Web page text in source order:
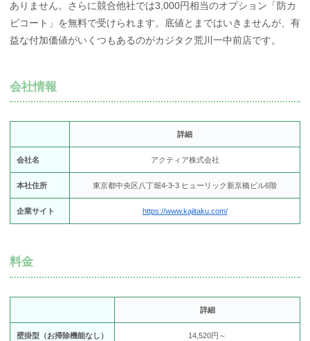
ありません。さらに競合他社では3,000円相当のオプション「防カ
ビコート」を無料で受けられます。底値とまではいきませんが、有
益な付加価値がいくつもあるのがカジタク荒川一中前店です。
会社情報
詳細
会社名 アクティア株式会社
本社住所 東京都中央区八丁堀4-3-3 ヒューリック新京橋ビル6階
企業サイト https://www.kajitaku.com/
料金
詳細
壁掛型（お掃除機能なし） 14,520円～